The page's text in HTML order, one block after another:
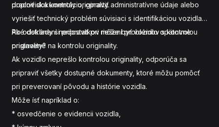
pracoviska kontroly originality.
doplniť dokumentáciu, opraviť administratívne údaje alebo
vyriešiť technický problém súvisiaci s identifikáciou vozidla.
Po odstránení nedostatkov môže byť vozidlo opätovne
pristavené na kontrolu originality.
Aké doklady si pripraviť pri riešení problémov s kontrolou
originality?
Ak vozidlo neprešlo kontrolou originality, odporúča sa
pripraviť všetky dostupné dokumenty, ktoré môžu pomôcť
pri preverovaní pôvodu a histórie vozidla.
Môže ísť napríklad o:
* osvedčenie o evidencii vozidla,